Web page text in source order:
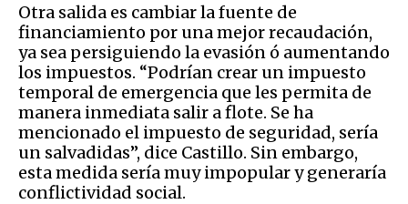
Otra salida es cambiar la fuente de
financiamiento por una mejor recaudación,
ya sea persiguiendo la evasión ó aumentando
los impuestos. “Podrían crear un impuesto
temporal de emergencia que les permita de
manera inmediata salir a flote. Se ha
mencionado el impuesto de seguridad, sería
un salvadidas”, dice Castillo. Sin embargo,
esta medida sería muy impopular y generaría
conflictividad social.